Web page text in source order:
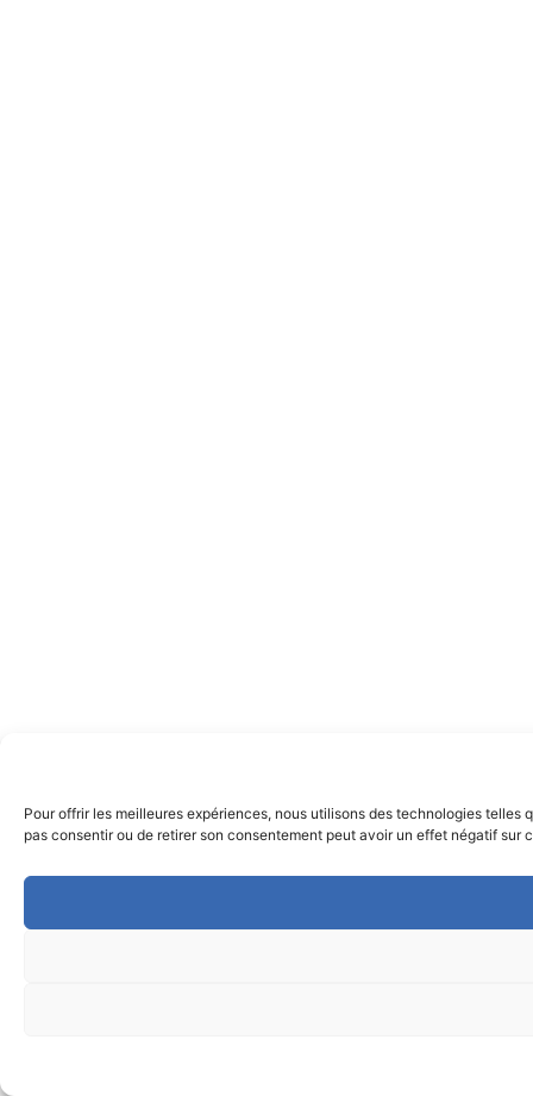
Pour offrir les meilleures expériences, nous utilisons des technologies
pas consentir ou de retirer son consentement peut avoir un effet négatif sur